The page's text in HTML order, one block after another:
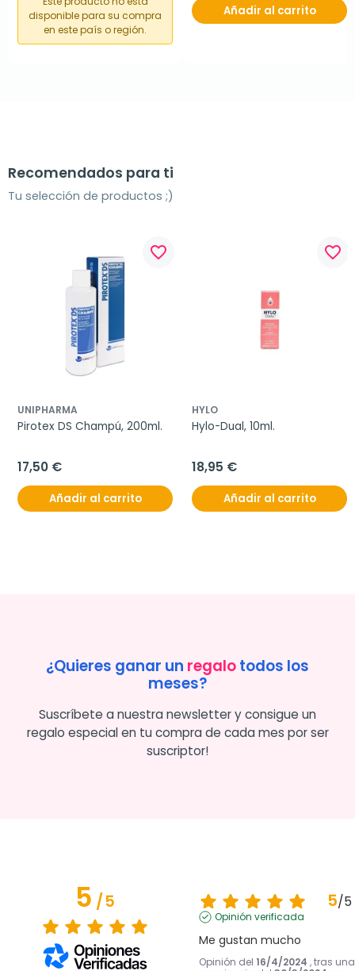
disponible para su compra
en este país o región.
Añadir al carrito
Recomendados para ti
Tu selección de productos ;)
favorite_border
UNIPHARMA
Pirotex DS Champú, 200ml.
17,50 €
Añadir al carrito
favorite_border
HYLO
Hylo-Dual, 10ml.
18,95 €
Añadir al carrito
¿Quieres ganar un regalotodos los
meses?
Suscríbete a nuestra newsletter y consigue un
regalo especial en tu compra de cada mes por ser
suscriptor!
5/5 5/5
Opinión verificada
Me gustan mucho
Opinión del 16/4/2024 , tras una